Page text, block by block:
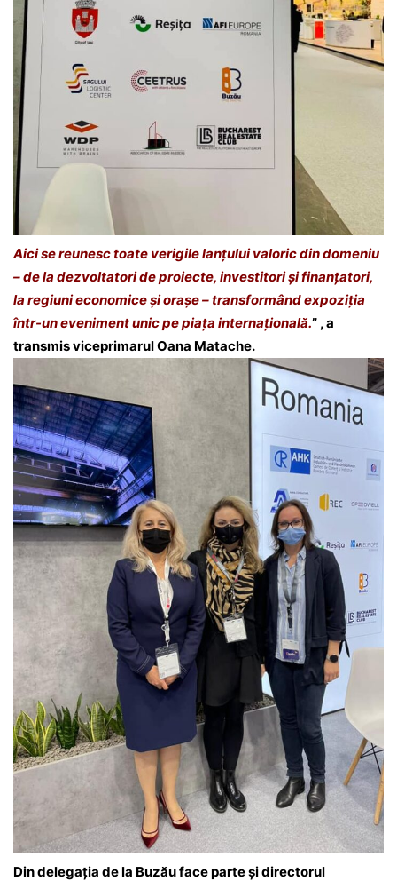
Aici se reunesc toate verigile lanţului valoric din domeniu
– de la dezvoltatori de proiecte, investitori şi finanțatori,
la regiuni economice şi oraşe – transformând expoziţia
într-un eveniment unic pe piaţa internaţională.” , a
transmis viceprimarul Oana Matache.
Din delegația de la Buzău face parte și directorul